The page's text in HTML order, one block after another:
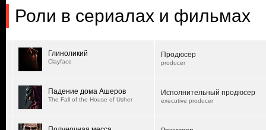
Роли в сериалах и фильмах
Глиноликий
Clayface
Продюсер
producer
Падение дома Ашеров
The Fall of the House of Usher
Исполнительный продюсер
executive producer